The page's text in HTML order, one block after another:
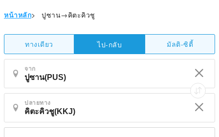
หน้าหลัก> ปูซาน→คิตะคิวชู
ทางเดียว ไป-กลับ มัลติ-ซิตี้
จาก
ปลายทาง